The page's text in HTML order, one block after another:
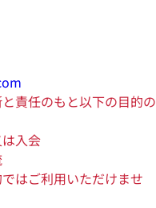
責任のもと以下の目的の
入会
はご利用いただけませ